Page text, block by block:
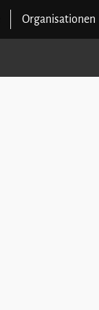
Organisationen